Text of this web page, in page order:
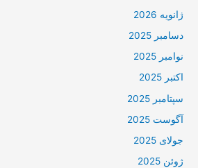
ژانویه 2026
دسامبر 2025
نوامبر 2025
اکتبر 2025
سپتامبر 2025
آگوست 2025
جولای 2025
ژوئن 2025